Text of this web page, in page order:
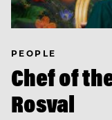
PEOPLE
Chef of
Rosval